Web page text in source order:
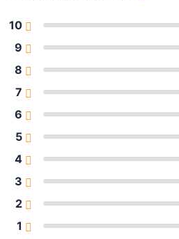
10
9
8
7
6
5
4
3
2
1